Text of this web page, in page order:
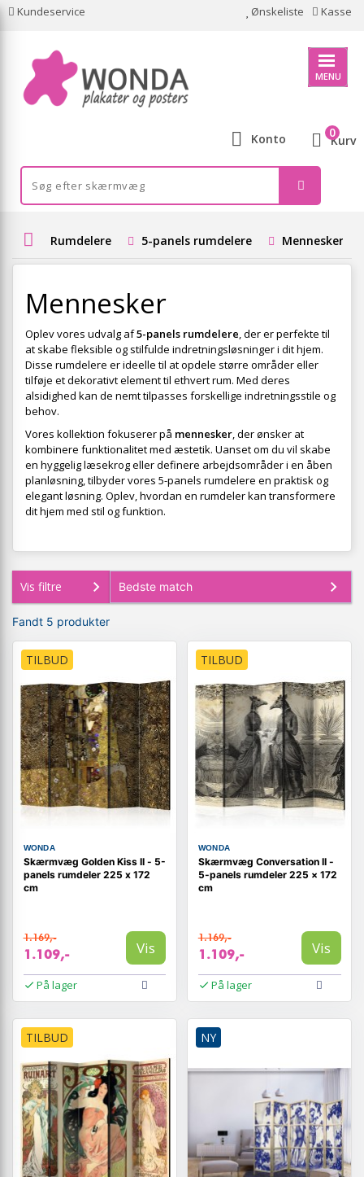
Kundeservice Ønskeliste Kasse
MENU
Konto Kurv
0
Rumdelere 5-panels rumdelere Mennesker
Mennesker
Oplev vores udvalg af5-panels rumdelere, der er perfekte til
at skabe fleksible og stilfulde indretningsløsninger i dit hjem.
Disse rumdelere er ideelle til at opdele større områder eller
tilføje et dekorativt element til ethvert rum. Med deres
alsidighed kan de nemt tilpasses forskellige indretningsstile og
behov.
Vores kollektion fokuserer på mennesker, der ønsker at
kombinere funktionalitet med æstetik. Uanset om du vil skabe
en hyggelig læsekrog eller definere arbejdsområder i en åben
planløsning, tilbyder vores 5-panels rumdelere en praktisk og
elegant løsning. Oplev, hvordan en rumdeler kan transformere
dit hjem med stil og funktion.
Vis filtre
Fandt 5 produkter
TILBUD
WONDA
Skærmvæg Golden Kiss II - 5-
panels rumdeler 225 x 172
cm
1.169,-
1.109,- Vis
På lager
TILBUD
WONDA
Skærmvæg Conversation II -
5-panels rumdeler 225 × 172
cm
1.169,-
1.109,- Vis
På lager
TILBUD NY